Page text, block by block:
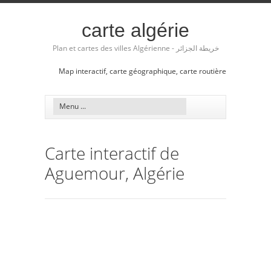
carte algérie
Plan et cartes des villes Algérienne - خريطة الجزائر
Map interactif, carte géographique, carte routière
Carte interactif de
Aguemour, Algérie